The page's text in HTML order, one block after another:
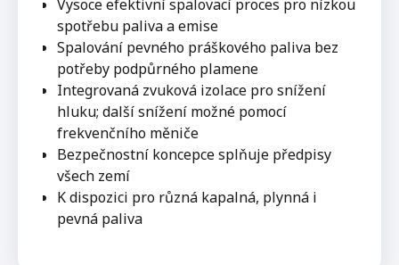
Vysoce efektivní spalovací proces pro nízkou
spotřebu paliva a emise
Spalování pevného práškového paliva bez
potřeby podpůrného plamene
Integrovaná zvuková izolace pro snížení
hluku; další snížení možné pomocí
frekvenčního měniče
Bezpečnostní koncepce splňuje předpisy
všech zemí
K dispozici pro různá kapalná, plynná i
pevná paliva